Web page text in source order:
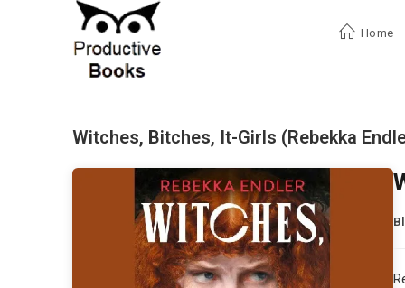
Home
Witches, Bitches, It-Girls (Rebekka